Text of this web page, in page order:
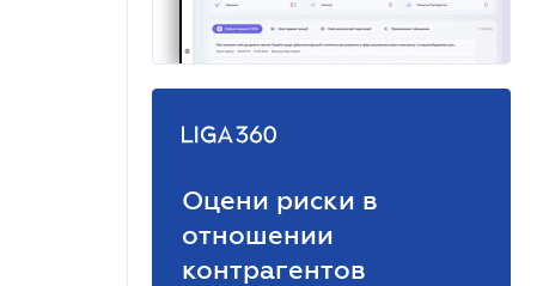
Оцени риски в
отношении
контрагентов